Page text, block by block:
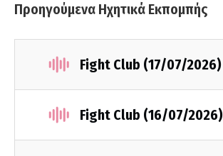
Προηγούμενα Ηχητικά Εκπομπής
Fight Club (17/07/2026)
Fight Club (16/07/2026)